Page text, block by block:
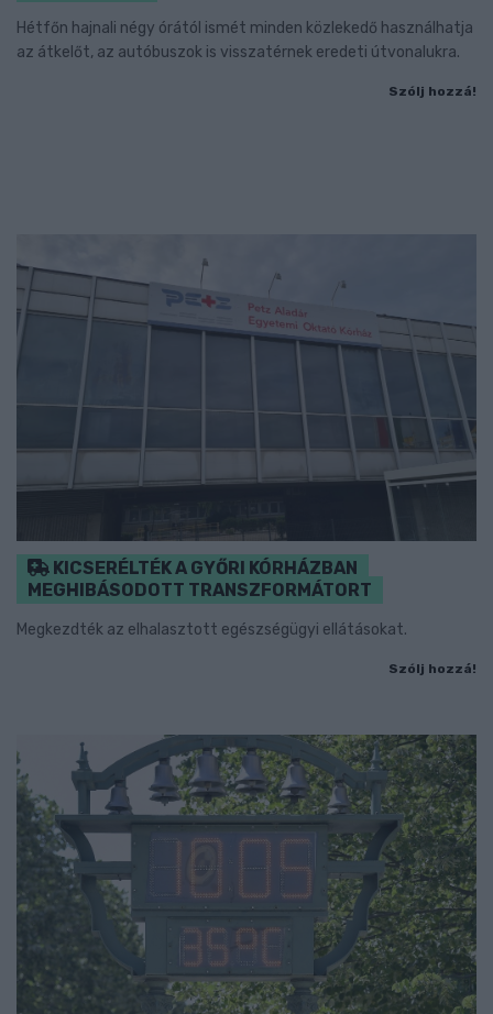
Hétfőn hajnali négy órától ismét minden közlekedő használhatja
az átkelőt, az autóbuszok is visszatérnek eredeti útvonalukra.
Szólj hozzá!
KICSERÉLTÉK A GYŐRI KÓRHÁZBAN
MEGHIBÁSODOTT TRANSZFORMÁTORT
Megkezdték az elhalasztott egészségügyi ellátásokat.
Szólj hozzá!